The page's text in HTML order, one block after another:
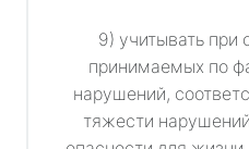
9) учитывать при
принимаемых по
нарушений,
тяжести